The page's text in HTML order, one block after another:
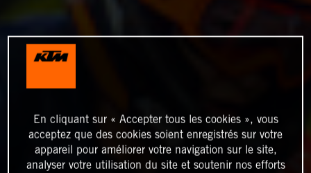
En cliquant sur « Accepter tous les cookies », vous
acceptez que des cookies soient enregistrés sur votre
appareil pour améliorer votre navigation sur le site,
analyser votre utilisation du site et soutenir nos efforts